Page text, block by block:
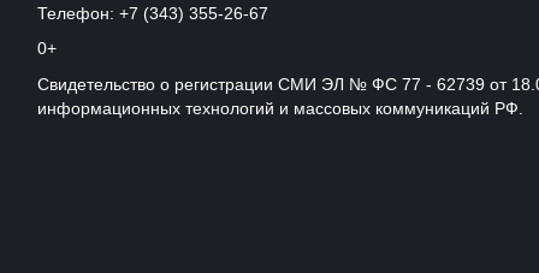
Телефон: +7 (343) 355-26-67
0+
Свидетельство о регистрации СМИ ЭЛ № ФС 77 - 62739 от
информационных технологий и массовых коммуникаций РФ.